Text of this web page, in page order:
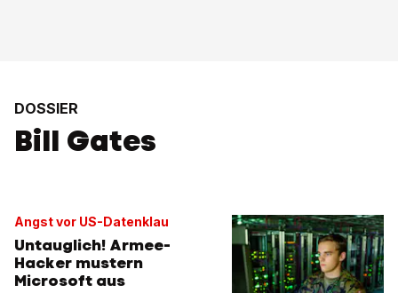
DOSSIER
Bill Gates
Angst vor US-Datenklau
Untauglich! Armee-
Hacker mustern
Microsoft aus